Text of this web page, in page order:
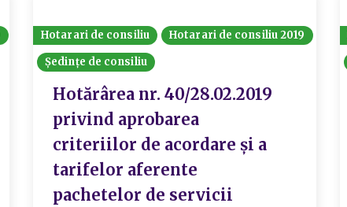
Hotarari de consiliu
Hotarari de consiliu 2019
Ședințe de consiliu
Hotărârea nr. 40/28.02.2019
privind aprobarea
criteriilor de acordare și a
tarifelor aferente
pachetelor de servicii